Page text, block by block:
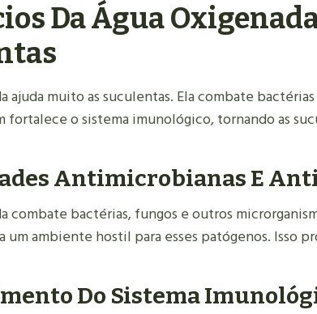
Da Água
ajuda muito as suculentas. Ela combate
fortalece o sistema imunológico, tornando as
Antimicrobianas E
combate bactérias, fungos e outros
ambiente hostil para esses patógenos. Isso
Do Sistema